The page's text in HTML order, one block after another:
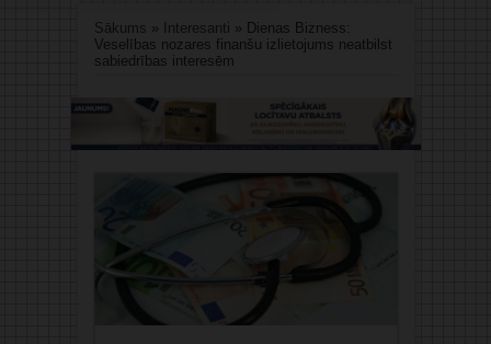
Sākums » Interesanti » Dienas Bizness:
Veselības nozares finanšu izlietojums neatbilst
sabiedrības interesēm